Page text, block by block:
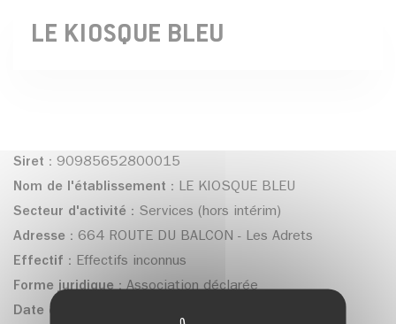
LE KIOSQUE BLEU
Siret : 90985652800015
Nom de l'établissement : LE KIOSQUE BLEU
Secteur d'activité : Services (hors intérim)
Adresse : 664 ROUTE DU BALCON - Les Adrets
Effectif : Effectifs inconnus
Forme juridique :Association déclarée
Date de création :